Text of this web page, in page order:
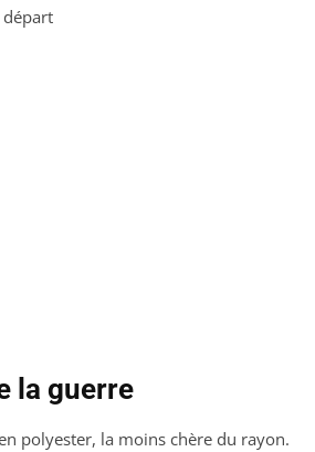
la guerre
polyester, la moins chère du rayon.